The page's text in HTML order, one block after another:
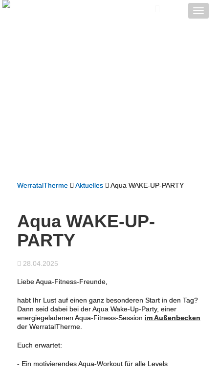
Toggle
WerratalTherme Aktuelles Aqua WAKE-UP-PARTY
Aqua WAKE-UP-
PARTY
28.04.2025
Liebe Aqua-Fitness-Freunde,
habt Ihr Lust auf einen ganz besonderen Start in den Tag?
Dann seid dabei bei der Aqua Wake-Up-Party, einer
energiegeladenen Aqua-Fitness-Session im Außenbecken
der WerratalTherme.
Euch erwartet:
- Ein motivierendes Aqua-Workout für alle Levels